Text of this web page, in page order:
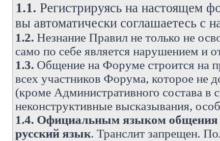
1.1. Регистрируясь на настоящем
вы автоматически соглашаетесь
1.2. Незнание Правил не только не
само по себе является нарушением и
1.3. Общение на Форуме строится на
всех участников Форума, которое не
(кроме Административного состава в
неконструктивные высказывания,
1.4. Официальным языком общения
русский язык. Транслит запрещен.